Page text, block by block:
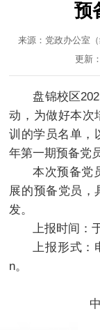
预
来源：党政办公室（
更新
盘锦校区
动，为做好本次
训的学员名单，
年第一期预备党
本次预备党
展的预备党员，
发。
上报时间：
上报形式
n。